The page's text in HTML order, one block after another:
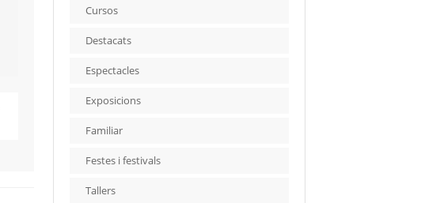
Cursos
Destacats
Espectacles
Exposicions
Familiar
Festes i festivals
Tallers